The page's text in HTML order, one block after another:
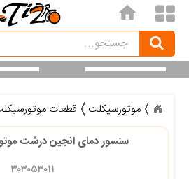
home
Search
جستجو
موتورسیکلت قطعات
سنسور دمای انجین درشت
۳۰۳۰۵۳۰۱۱